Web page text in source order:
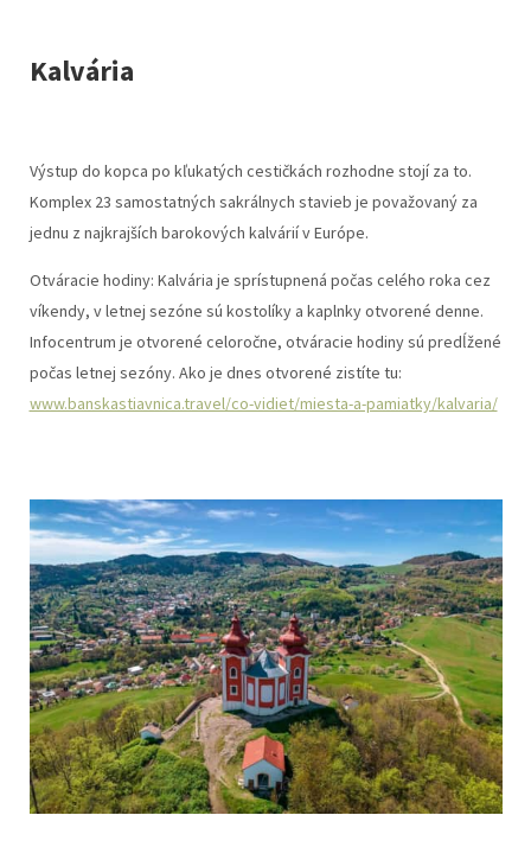
Kalvária
Výstup do kopca po kľukatých cestičkách rozhodne stojí za to.
Komplex 23 samostatných sakrálnych stavieb je považovaný za
jednu z najkrajších barokových kalvárií v Európe.
Otváracie hodiny: Kalvária je sprístupnená počas celého roka cez
víkendy, v letnej sezóne sú kostolíky a kaplnky otvorené denne.
Infocentrum je otvorené celoročne, otváracie hodiny sú predĺžené
počas letnej sezóny. Ako je dnes otvorené zistíte tu:
www.banskastiavnica.travel/co-vidiet/miesta-a-pamiatky/kalvaria/